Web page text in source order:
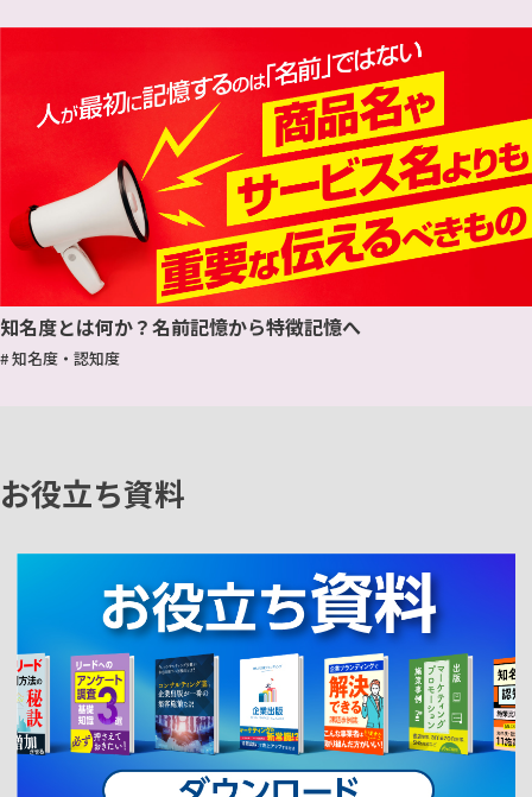
知名度とは何か？名前記憶から特徴記憶へ
# 知名度・認知度
お役立ち資料